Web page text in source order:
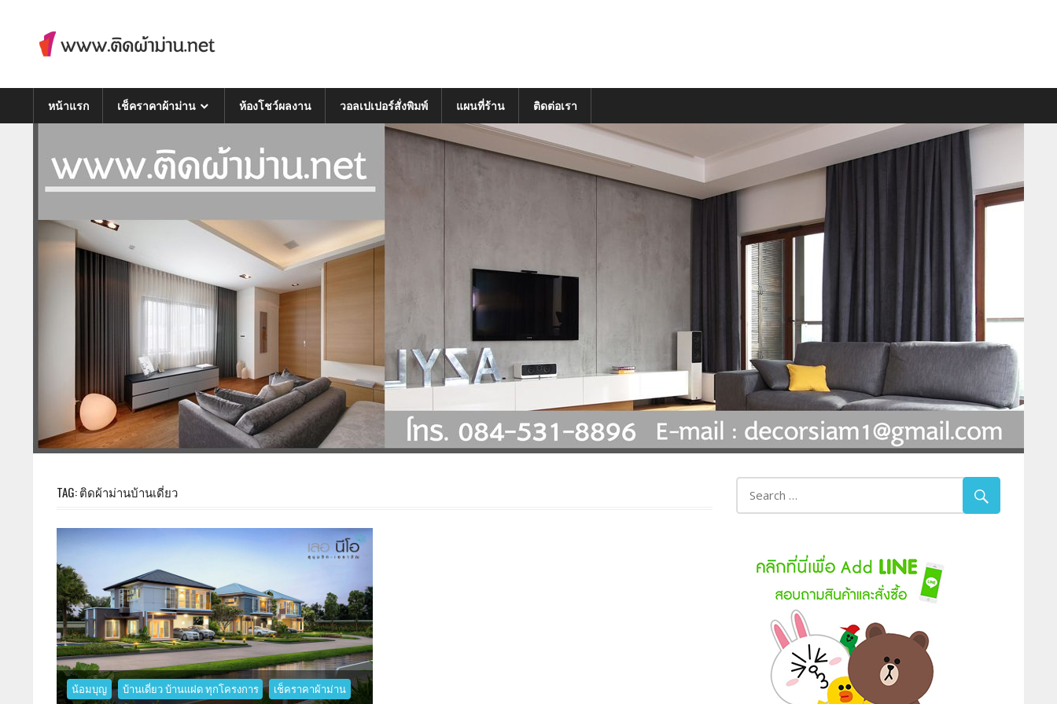
content
หน้าแรก เช็คราคาผ้าม่าน ห้องโชว์ผลงาน วอลเปเปอร์สั่งพิมพ์ แผนที่ร้าน ติดต่อเรา
TAG: ติดผ้าม่านบ้านเดี่ยว
น้อมบุญ บ้านเดี่ยว บ้านแฝด ทุกโครงการ เช็คราคาผ้าม่าน